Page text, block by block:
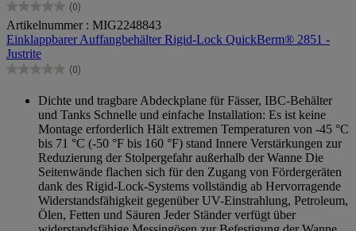
(0)
0.0
von
5
Sternen.
Artikelnummer : MIG2248843
Einklappbarer Auffangbehälter Rigid-Lock QuickBerm® 2851 -
Justrite
(0)
0.0
Sternen.
Dichte und tragbare Abdeckplane für Fässer, IBC-Behälter
und Tanks Schnelle und einfache Installation: Es ist keine
Montage erforderlich Hält extremen Temperaturen von -45 °C
bis 71 °C (-50 °F bis 160 °F) stand Innere Verstärkungen zur
Reduzierung der Stolpergefahr außerhalb der Wanne Die
Seitenwände flachen sich für den Zugang von Fördergeräten
dank des Rigid-Lock-Systems vollständig ab Hervorragende
Widerstandsfähigkeit gegenüber UV-Einstrahlung, Petroleum,
Ölen, Fetten und Säuren Jeder Ständer verfügt über